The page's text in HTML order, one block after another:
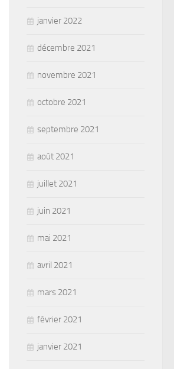
janvier 2022
décembre 2021
novembre 2021
octobre 2021
septembre 2021
août 2021
juillet 2021
juin 2021
mai 2021
avril 2021
mars 2021
février 2021
janvier 2021